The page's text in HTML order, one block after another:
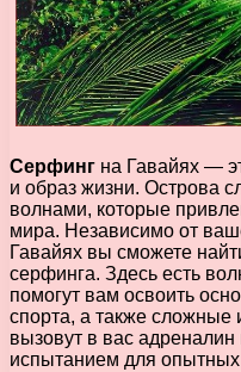
Серфинг на Гавайях —
и образ жизни. Острова
волнами, которые
мира. Независимо от
Гавайях вы сможете
серфинга. Здесь есть
помогут вам освоить
спорта, а также
вызовут в вас
испытанием для